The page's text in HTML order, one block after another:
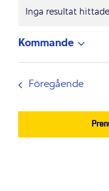
Notis
Inga resultat
Kommande
Välj
datum.
Föregående